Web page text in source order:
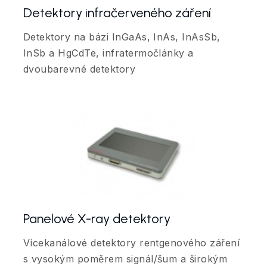
Detektory infračerveného záření
Detektory na bázi InGaAs, InAs, InAsSb,
InSb a HgCdTe, infratermočlánky a
dvoubarevné detektory
Panelové X-ray detektory
Vícekanálové detektory rentgenového záření
s vysokým poměrem signál/šum a širokým